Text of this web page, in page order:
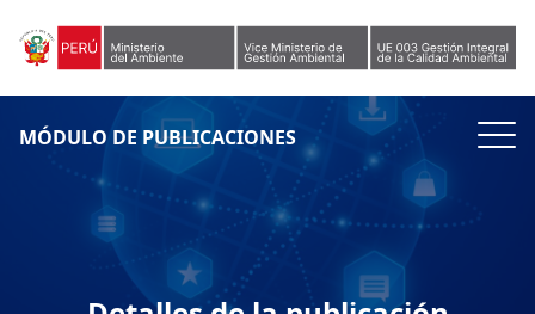
MÓDULO DE PUBLICACIONES